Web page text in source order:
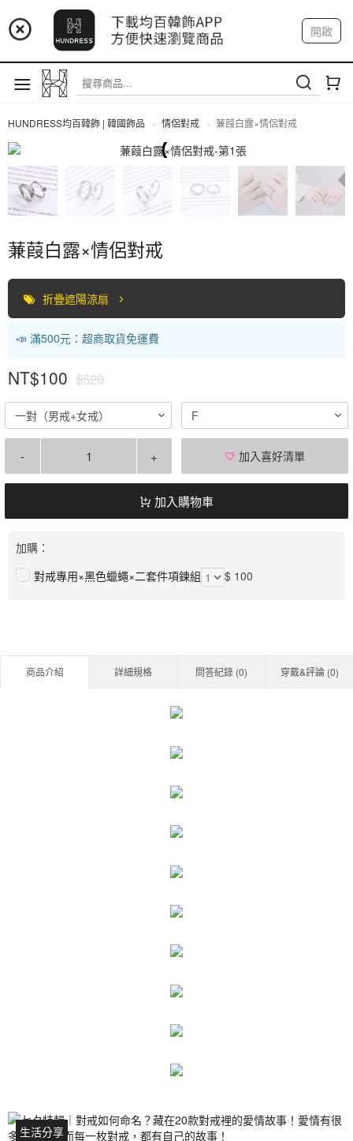
📢 市集預告：9/4-9/6 淡水捷運站
📢 市集預告：9/12-9/13 八里海巡基地
📢 市集預告：8/22-8/23 桃園青埔置地廣場
開啟
註冊 我的帳戶
HUNDRESS均百韓飾 | 韓國飾品 情侶對戒 蒹葭白露×情侶對戒
蒹葭白露×情侶對戒
折疊遮陽涼扇
📣 滿500元：超商取貨免運費
NT$100 $520
一對（男戒+女戒） F
- + 加入喜好清單
加入購物車
加購：
對戒專用×黑色蠟蠅×二套件項鍊組
$ 100
商品介紹 詳細規格 問答紀錄 (0) 穿戴&評論 (0)
生活分享